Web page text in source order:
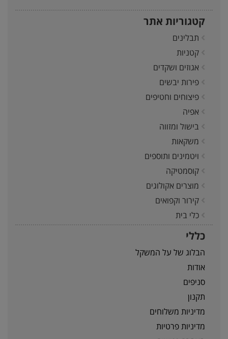
קטגוריות אתר
תבלינים
קטניות
אגוזים ושקדים
פירות יבשים
פיצוחים וחטיפים
אפיה
בישול ומזווה
משקאות
ויטמינים ותוספים
קוסמטיקה
מוצרים אקולוגים
קירור וקפואים
כלי בית
כללי
הבלוג של על המשקל
אודות
סניפים
תקנון
מדיניות משלוחים
מדיניות פרטיות